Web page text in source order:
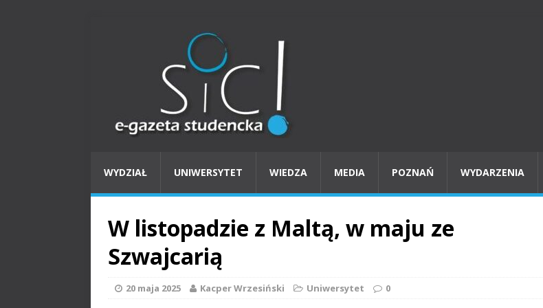
WYDZIAŁ UNIWERSYTET WIEDZA MEDIA POZNAŃ WYDARZENIA
W listopadzie z Maltą, w maju ze
Szwajcarią
20 maja 2025 Kacper Wrzesiński Uniwersytet 0